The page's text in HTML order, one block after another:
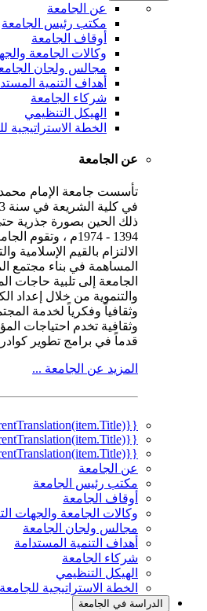
عن الجامعة
مكتب رئيس الجامعة
أوقاف الجامعة
وكالات الجامعة
مجالس ولجان
أهداف التنمية
شركاء الجامعة
الهيكل التنظيمي
الخطة الاستراتيجية
عن الجامعة
تأسست جامعة الإمام محمد
ذلك الحين بصورة جذرية
1394 - 1974م ،
الالتزام بالقيم الإسلامية
المساهمة في بناء مجتمع
الجامعة إلى تلبية حاجات
والتنموية من خلال إعداد
وثقافياً وفكرياً لخدمة
وثقافية تخدم احتياجات
قدماً في برامج تطوير
المزيد عن الجامعة ...
{{mmc.getCurrentTranslation(item.Title)}}
{{mmc.getCurrentTranslation(item.Title)}}
{{mmc.getCurrentTranslation(item.Title)}}
عن الجامعة
مكتب رئيس الجامعة
أوقاف الجامعة
وكالات الجامعة والجهات
مجالس ولجان الجامعة
أهداف التنمية المستدامة
شركاء الجامعة
الهيكل التنظيمي
الخطة الاستراتيجية للجامعة
الدراسة في الجامعة